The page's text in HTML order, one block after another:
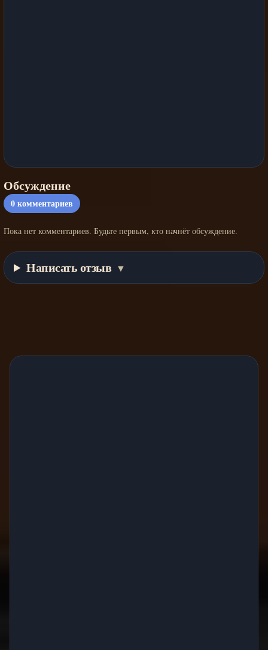
Обсуждение
0комментариев
Пока нет комментариев. Будьте первым, кто начнёт обсуждение.
Написать отзыв ▼